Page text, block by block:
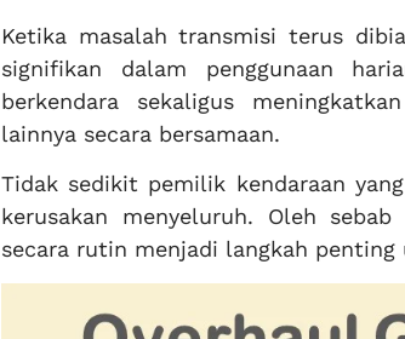
Ketika masalah transmisi terus
signifikan dalam penggunaan
berkendara sekaligus
lainnya secara bersamaan.
Tidak sedikit pemilik kendaraan
kerusakan menyeluruh. Oleh
secara rutin menjadi langkah